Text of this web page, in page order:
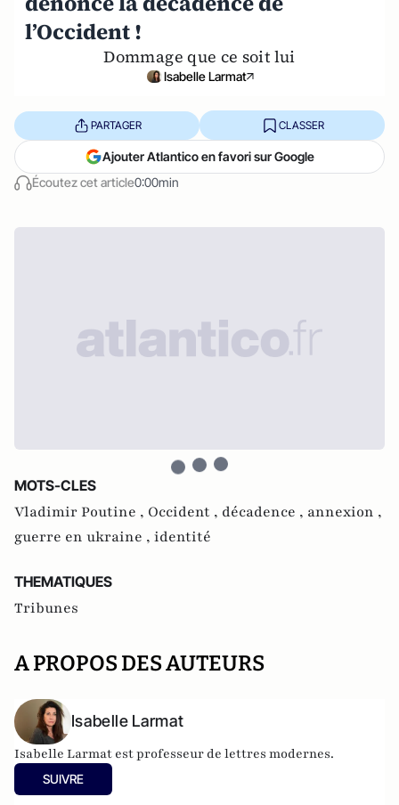
l’Occident !
Dommage que ce soit lui
Isabelle Larmat
Écoutez cet article0:00min
PARTAGER CLASSER
Ajouter Atlantico en favori sur Google
MOTS-CLES
Vladimir Poutine , Occident , décadence , annexion ,
guerre en ukraine , identité
THEMATIQUES
Tribunes
A PROPOS DES AUTEURS
Isabelle Larmat
Isabelle Larmat est professeur de lettres modernes.
SUIVRE